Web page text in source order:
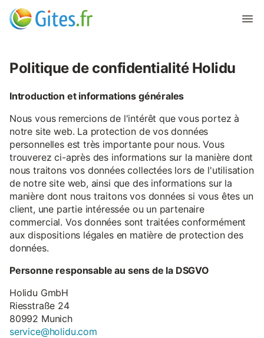
Politique de confidentialité Holidu
Introduction et informations générales
Nous vous remercions de l'intérêt que vous portez à
notre site web. La protection de vos données
personnelles est très importante pour nous. Vous
trouverez ci-après des informations sur la manière dont
nous traitons vos données collectées lors de l'utilisation
de notre site web, ainsi que des informations sur la
manière dont nous traitons vos données si vous êtes un
client, une partie intéressée ou un partenaire
commercial. Vos données sont traitées conformément
aux dispositions légales en matière de protection des
données.
Personne responsable au sens de la DSGVO
Holidu GmbH
Riesstraße 24
80992 Munich
service@holidu.com